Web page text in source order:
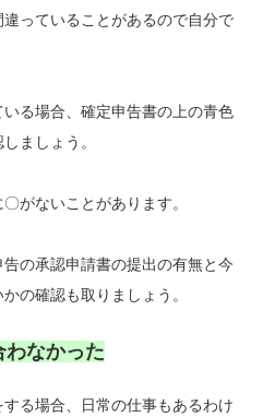
っていることがあるので自分で
る場合、確定申告書の上の青色
ましょう。
がないことがあります。
の承認申請書の提出の有無と今
の確認も取りましょう。
なかった
る場合、日常の仕事もあるわけ